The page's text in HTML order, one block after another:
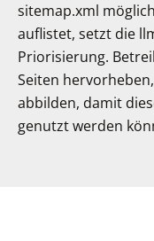
sitemap.xml
auflistet, setzt die
Priorisierung.
Seiten
abbilden, damit
genutzt werden